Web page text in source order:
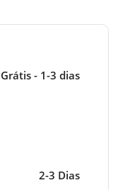
Grátis - 1-3 dias
2-3 Dias